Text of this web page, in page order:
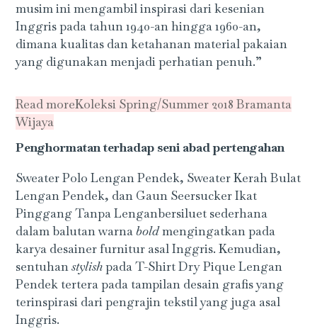
musim ini mengambil inspirasi dari kesenian
Inggris pada tahun 1940-an hingga 1960-an,
dimana kualitas dan ketahanan material pakaian
yang digunakan menjadi perhatian penuh.”
Read moreKoleksi Spring/Summer 2018 Bramanta
Wijaya
Penghormatan terhadap seni abad pertengahan
Sweater Polo Lengan Pendek, Sweater Kerah Bulat
Lengan Pendek, dan Gaun Seersucker Ikat
Pinggang Tanpa Lenganbersiluet sederhana
dalam balutan warnaboldmengingatkan pada
karya desainer furnitur asal Inggris. Kemudian,
sentuhanstylishpada T-Shirt Dry Pique Lengan
Pendek tertera pada tampilan desain grafis yang
terinspirasi dari pengrajin tekstil yang juga asal
Inggris.